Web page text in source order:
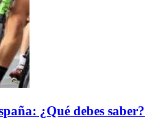
¿Qué debes saber?